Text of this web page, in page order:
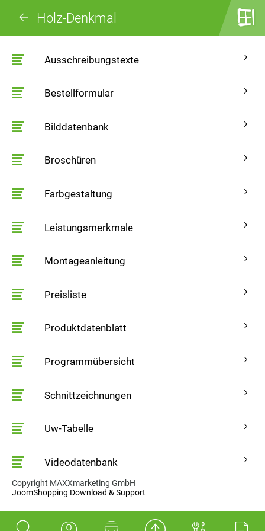
Holz-Denkmal
Ausschreibungstexte
Bestellformular
Bilddatenbank
Broschüren
Farbgestaltung
Leistungsmerkmale
Montageanleitung
Preisliste
Produktdatenblatt
Programmübersicht
Schnittzeichnungen
Uw-Tabelle
Videodatenbank
Copyright MAXXmarketing GmbH
JoomShopping Download & Support